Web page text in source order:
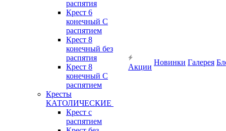
распятия
Крест 6
конечный С
распятием
Крест 8
конечный без
распятия
Крест 8
конечный С
распятием
Кресты
КАТОЛИЧЕСКИЕ
Крест с
распятием
Акции
Новинки Галерея